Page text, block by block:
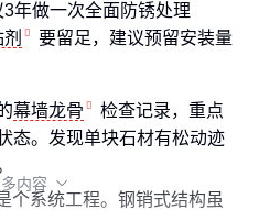
年做一次全面防锈处理
要留足，建议预留安装量
幕墙龙骨
检查记录，重点
态。发现单块石材有松动迹
个系统工程。钢销式结构虽
内容 